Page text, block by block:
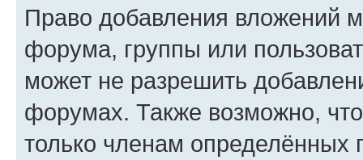
Право добавления вложений
форума, группы или
может не разрешить
форумах. Также возможно,
только членам определённых